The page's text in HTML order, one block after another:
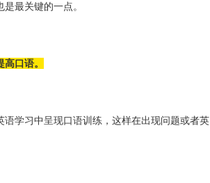
也是最关键的一点。
口语。
学习中呈现口语训练，这样在出现问题或者英